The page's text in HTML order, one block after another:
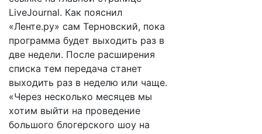
LiveJournal. Как пояснил
«Ленте.ру» сам Терновский, пока
программа будет выходить раз в
две недели. После расширения
списка тем передача станет
выходить раз в неделю или чаще.
«Через несколько месяцев мы
хотим выйти на проведение
большого блогерского шоу на